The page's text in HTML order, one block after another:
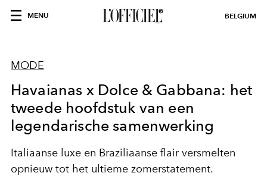
MENU BELGIUM
MODE
Havaianas x Dolce & Gabbana: het
tweede hoofdstuk van een
legendarische samenwerking
Italiaanse luxe en Braziliaanse flair versmelten
opnieuw tot het ultieme zomerstatement.